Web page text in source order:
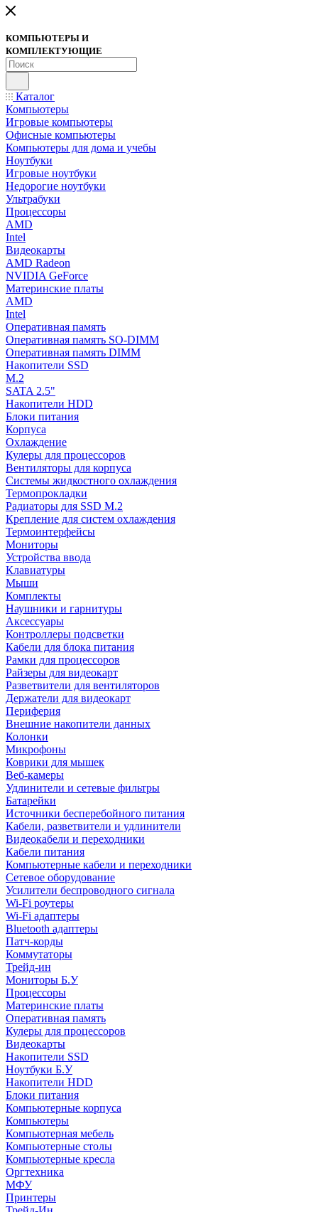
КОМПЬЮТЕРЫ И
КОМПЛЕКТУЮЩИЕ
Каталог
Компьютеры
Игровые компьютеры
Офисные компьютеры
Компьютеры для дома и учебы
Ноутбуки
Игровые ноутбуки
Недорогие ноутбуки
Ультрабуки
Процессоры
AMD
Intel
Видеокарты
AMD Radeon
NVIDIA GeForce
Материнские платы
AMD
Intel
Оперативная память
Оперативная память SO-DIMM
Оперативная память DIMM
Накопители SSD
M.2
SATA 2.5"
Накопители HDD
Блоки питания
Корпуса
Охлаждение
Кулеры для процессоров
Вентиляторы для корпуса
Системы жидкостного охлаждения
Термопрокладки
Радиаторы для SSD M.2
Крепление для систем охлаждения
Термоинтерфейсы
Мониторы
Устройства ввода
Клавиатуры
Мыши
Комплекты
Наушники и гарнитуры
Аксессуары
Контроллеры подсветки
Кабели для блока питания
Рамки для процессоров
Райзеры для видеокарт
Разветвители для вентиляторов
Держатели для видеокарт
Периферия
Внешние накопители данных
Колонки
Микрофоны
Коврики для мышек
Веб-камеры
Удлинители и сетевые фильтры
Батарейки
Источники бесперебойного питания
Кабели, разветвители и удлинители
Видеокабели и переходники
Кабели питания
Компьютерные кабели и переходники
Сетевое оборудование
Усилители беспроводного сигнала
Wi-Fi роутеры
Wi-Fi адаптеры
Bluetooth адаптеры
Патч-корды
Коммутаторы
Трейд-ин
Мониторы Б.У
Процессоры
Материнские платы
Оперативная память
Кулеры для процессоров
Видеокарты
Накопители SSD
Ноутбуки Б.У
Накопители HDD
Блоки питания
Компьютерные корпуса
Компьютеры
Компьютерная мебель
Компьютерные столы
Компьютерные кресла
Оргтехника
МФУ
Принтеры